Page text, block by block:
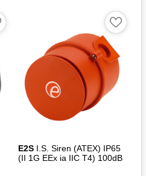
E2S I.S. Siren (ATEX) IP65
(II 1G EEx ia IIC T4) 100dB